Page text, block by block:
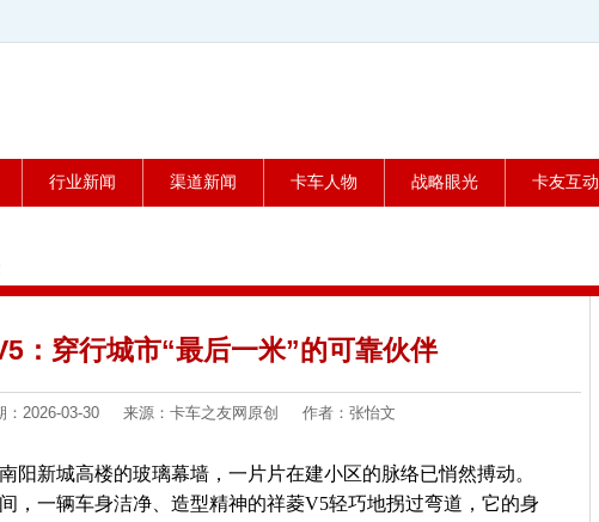
行业新闻 渠道新闻 卡车人物 战略眼光 卡友互动
：穿行城市“最后一米”的可靠伙伴
：2026-03-30 来源：卡车之友网原创 作者：张怡文
阳新城高楼的玻璃幕墙，一片片在建小区的脉络已悄然搏动。
，一辆车身洁净、造型精神的祥菱V5轻巧地拐过弯道，它的身